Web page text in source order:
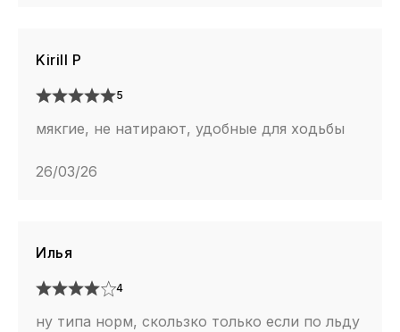
Kirill P
5
мякгие, не натирают, удобные для ходьбы
26/03/26
Илья
4
ну типа норм, скользко только если по льду